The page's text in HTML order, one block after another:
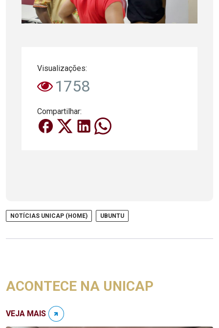
Visualizações:
1758
Compartilhar:
NOTÍCIAS UNICAP (HOME) UBUNTU
ACONTECE NA UNICAP
VEJA MAIS